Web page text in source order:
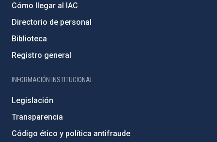
Cómo llegar al IAC
Directorio de personal
Biblioteca
Registro general
INFORMACIÓN INSTITUCIONAL
Legislación
Transparencia
Código ético y política antifraude